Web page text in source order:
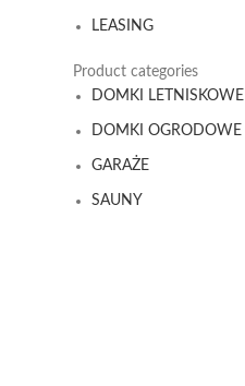
LEASING
Product categories
DOMKI LETNISKOWE
DOMKI OGRODOWE
GARAŻE
SAUNY